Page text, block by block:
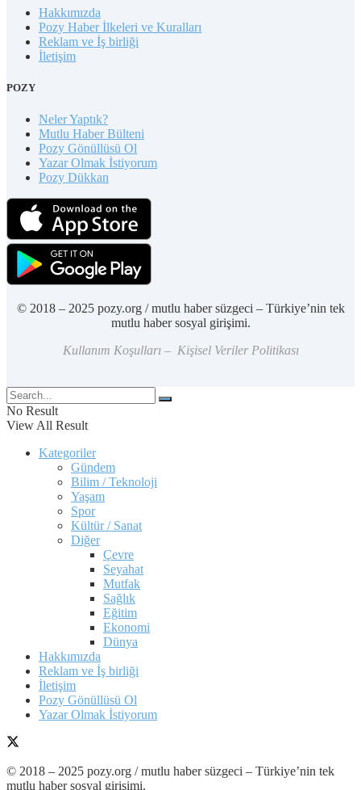
Hakkımızda
Pozy Haber İlkeleri ve Kuralları
Reklam ve İş birliği
İletişim
POZY
Neler Yaptık?
Mutlu Haber Bülteni
Pozy Gönüllüsü Ol
Yazar Olmak İstiyorum
Pozy Dükkan
© 2018 – 2025 pozy.org / mutlu haber süzgeci – Türkiye’nin tek
mutlu haber sosyal girişimi.
Kullanım Koşulları – Kişisel Veriler Politikası
No Result
View All Result
Kategoriler
Gündem
Bilim / Teknoloji
Yaşam
Spor
Kültür / Sanat
Diğer
Çevre
Seyahat
Mutfak
Sağlık
Eğitim
Ekonomi
Dünya
Hakkımızda
Reklam ve İş birliği
İletişim
Pozy Gönüllüsü Ol
Yazar Olmak İstiyorum
© 2018 – 2025 pozy.org / mutlu haber süzgeci – Türkiye’nin tek
mutlu haber sosyal girişimi.